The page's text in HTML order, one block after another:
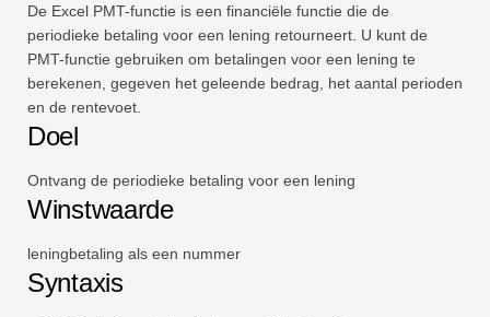
Draaitabel
TechTV
Snel
De Excel PMT-functie is een financiële functie die de
periodieke betaling voor een lening retourneert. U kunt de
PMT-functie gebruiken om betalingen voor een lening te
berekenen, gegeven het geleende bedrag, het aantal perioden
en de rentevoet.
Doel
Ontvang de periodieke betaling voor een lening
Winstwaarde
leningbetaling als een nummer
Syntaxis